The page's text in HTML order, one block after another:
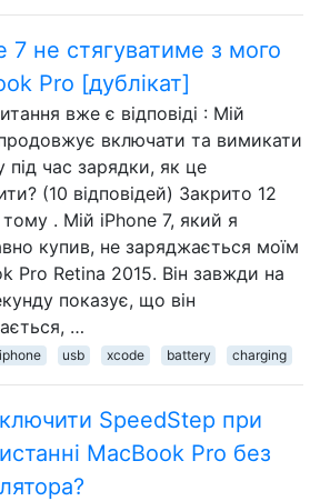
7 не стягуватиме з мого
Pro [дублікат]
вже є відповіді : Мій
включати та вимикати
під час зарядки, як це
(10 відповідей) Закрито 12
тому . Мій iPhone 7, який я
купив, не заряджається моїм
Pro Retina 2015. Він завжди на
показує, що він
…
iphone usb xcode battery charging
SpeedStep при
MacBook Pro без